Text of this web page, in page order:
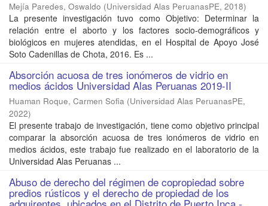
Mejía Paredes, Oswaldo (Universidad Alas PeruanasPE, 2018)
La presente investigación tuvo como Objetivo: Determinar la
relación entre el aborto y los factores socio-demográficos y
biológicos en mujeres atendidas, en el Hospital de Apoyo José
Soto Cadenillas de Chota, 2016. Es ...
Absorción acuosa de tres ionómeros de vidrio en
medios ácidos Universidad Alas Peruanas 2019-II
Huaman Roque, Carmen Sofia (Universidad Alas PeruanasPE,
2022)
El presente trabajo de investigación, tiene como objetivo principal
comparar la absorción acuosa de tres ionómeros de vidrio en
medios ácidos, este trabajo fue realizado en el laboratorio de la
Universidad Alas Peruanas ...
Abuso de derecho del régimen de copropiedad sobre
predios rústicos y el derecho de propiedad de los